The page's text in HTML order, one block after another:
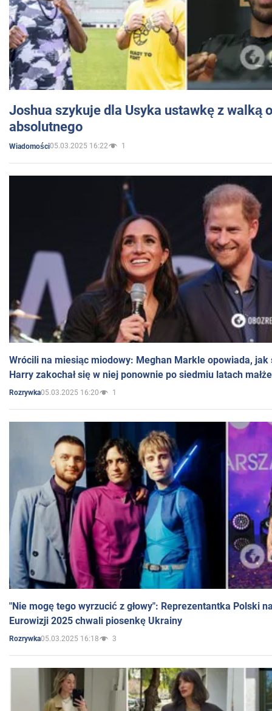
Joshua szykuje dla Usyka ustawkę z walką
absolutnego
Wiadomości05.03.2025 16:22 1
Wrócili na miesiąc miodowy: Meghan Markle opowiada, jak
Harry zakochał się w niej ponownie po siedmiu latach
Rozrywka05.03.2025 16:20 1
"Nie mogę tego wyrzucić z głowy": Reprezentantka Polski
Eurowizji 2025 chwali piosenkę Ukrainy
Rozrywka05.03.2025 16:18 3